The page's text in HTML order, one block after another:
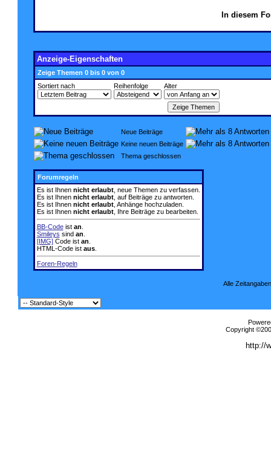
In diesem
Anzeige-Eigenschaften
Zeige Themen 0 bis 0 von 0
Sortiert nach
Reihenfolge Alter
Neue Beiträge
Keine neuen Beiträge
Thema geschlossen
Forumregeln
Es ist Ihnen nicht erlaubt, neue Themen zu verfassen.
Es ist Ihnen nicht erlaubt, auf Beiträge zu antworten.
Es ist Ihnen nicht erlaubt, Anhänge hochzuladen.
Es ist Ihnen nicht erlaubt, Ihre Beiträge zu bearbeiten.
BB-Codeist an
Smileys sind an
[IMG]Code ist an
HTML-Code ist aus.
Foren-Regeln
Alle
Copyright
http://